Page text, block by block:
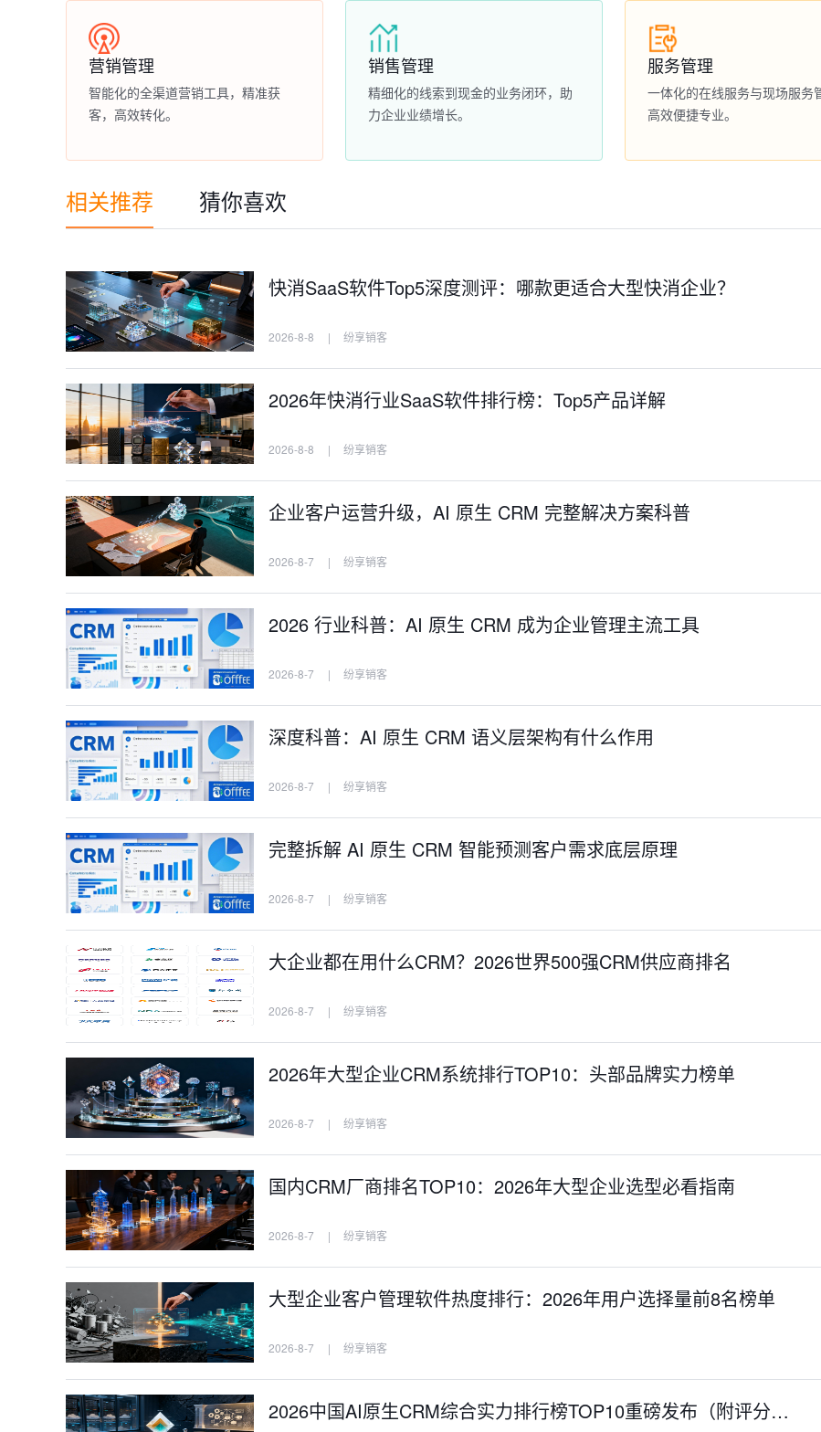
营销管理
智能化的全渠道营销工具，精准获
客，高效转化。
销售管理
精细化的线索到现金的业务闭环，助
力企业业绩增长。
服务管理
一体化的在线服务与现场服务
高效便捷专业。
相关推荐 猜你喜欢
快消SaaS软件Top5深度测评：哪款更适合大型快消企业？
2026-8-8 | 纷享销客
2026年快消行业SaaS软件排行榜：Top5产品详解
2026-8-8 | 纷享销客
企业客户运营升级，AI 原生 CRM 完整解决方案科普
2026-8-7 | 纷享销客
2026 行业科普：AI 原生 CRM 成为企业管理主流工具
2026-8-7 | 纷享销客
深度科普：AI 原生 CRM 语义层架构有什么作用
2026-8-7 | 纷享销客
完整拆解 AI 原生 CRM 智能预测客户需求底层原理
2026-8-7 | 纷享销客
大企业都在用什么CRM？2026世界500强CRM供应商排名
2026-8-7 | 纷享销客
2026年大型企业CRM系统排行TOP10：头部品牌实力榜单
2026-8-7 | 纷享销客
国内CRM厂商排名TOP10：2026年大型企业选型必看指南
2026-8-7 | 纷享销客
大型企业客户管理软件热度排行：2026年用户选择量前8名榜单
2026-8-7 | 纷享销客
2026中国AI原生CRM综合实力排行榜TOP10重磅发布（附评分…